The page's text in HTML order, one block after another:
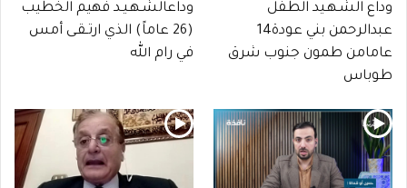
وداع الشـهـيد الطفل
عبدالرحمن بني عودة14
عامامن طمون جنوب شرق
طوباس
وداعالشـهـيـد فهيم الخطيب
(26 عاماً) الذي ارتـقـى أمس
في رام الله